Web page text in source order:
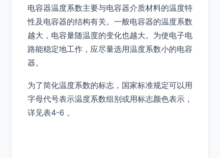
电容器温度系数主要与电容器介质材料的温度特
性及电容器的结构有关。一般电容器的温度系数
越大，电容量随温度的变化也越大。为使电子电
路能稳定地工作，应尽量选用温度系数小的电容
器。
为了简化温度系数的标志，国家标准规定可以用
字母代号表示温度系数组别或用标志颜色表示，
详见表4-6 。